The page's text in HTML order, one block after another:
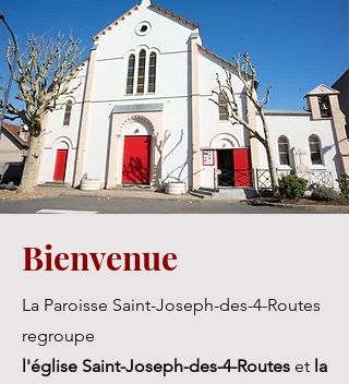
Bienvenue
La Paroisse Saint-Joseph-des-4-Routes
regroupe
l'église Saint-Joseph-des-4-Routes et la